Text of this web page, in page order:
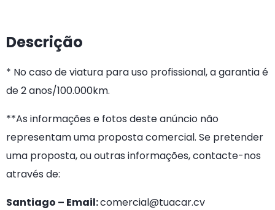
Descrição
* No caso de viatura para uso profissional, a garantia é
de 2 anos/100.000km.
**As informações e fotos deste anúncio não
representam uma proposta comercial. Se pretender
uma proposta, ou outras informações, contacte-nos
através de:
Santiago – Email:comercial@tuacar.cv